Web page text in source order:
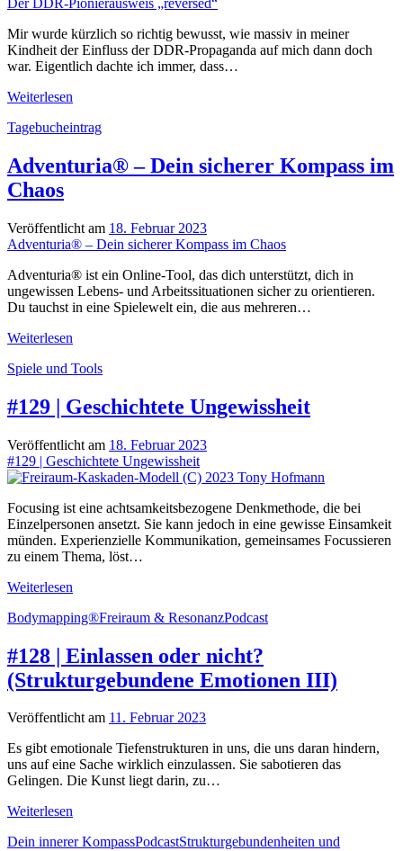
Der DDR-Pionierausweis „reversed“
Mir wurde kürzlich so richtig bewusst, wie massiv in meiner
Kindheit der Einfluss der DDR-Propaganda auf mich dann doch
war. Eigentlich dachte ich immer, dass…
Weiterlesen
Pionierausweis
Tagebucheintrag
Adventuria® – Dein sicherer Kompass im
Chaos
Veröffentlicht am 18. Februar 2023
Adventuria® – Dein sicherer Kompass im Chaos
Adventuria® ist ein Online-Tool, das dich unterstützt, dich in
ungewissen Lebens- und Arbeitssituationen sicher zu orientieren.
Du tauchst in eine Spielewelt ein, die aus mehreren…
Weiterlesen
Dein
Kompass
im
Spiele und Tools
#129 | Geschichtete Ungewissheit
Veröffentlicht am 18. Februar 2023
#129 | Geschichtete Ungewissheit
Focusing ist eine achtsamkeitsbezogene Denkmethode, die bei
Einzelpersonen ansetzt. Sie kann jedoch in eine gewisse Einsamkeit
münden. Experienzielle Kommunikation, gemeinsames Focussieren
zu einem Thema, löst…
Weiterlesen
Geschichtete
Bodymapping®Freiraum & ResonanzPodcast
#128 | Einlassen oder nicht?
(Strukturgebundene Emotionen III)
Veröffentlicht am 11. Februar 2023
Es gibt emotionale Tiefenstrukturen in uns, die uns daran hindern,
uns auf eine Sache wirklich einzulassen. Sie sabotieren das
Gelingen. Die Kunst liegt darin, zu…
Weiterlesen
Einlassen
Dein innerer KompassPodcastStrukturgebundenheiten und